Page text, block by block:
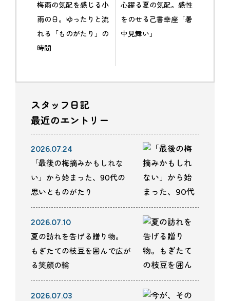
梅雨の気配を感じる小
雨の日。ゆったりと流
れる「ものがたり」の
時間
心躍る夏の気配。感性
をのせる己書幸座「暑
中見舞い」
スタッフ日記
最近のエントリー
2026.07.24
「最後の梅摘みかもしれな
い」から始まった、90代の
思いとものがたり
2026.07.10
夏の訪れを告げる贈り物。
もぎたての枝豆を囲んで広が
る笑顔の輪
2026.07.03